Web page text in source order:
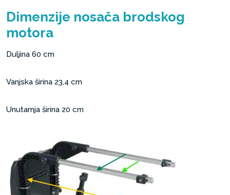
Dimenzije nosača brodskog
motora
Duljina 60 cm
Vanjska širina 23,4 cm
Unutarnja širina 20 cm